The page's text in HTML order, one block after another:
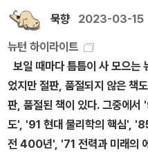
구과 정신의학·부모와 자식의
준코 四元淳子 / 일본 오차노미
조교수, 학술 석사 이노구치 가
원 의학약학연구부 (의학) 교수
泉和彦 / 일본 과학경찰연구소
의학 박사 이시우라 쇼이치
생명의과학부 특별 객원 교수,
일본 이화학연구소 이시이 (石
파란 눈을 가진 유럽계의 여성
너무 신기해 했어요요즘은 이
하고 있죠 게놈의 정보를 조사
특징을 맞히는 일이 원리적으
게놈으로 알게 된다 유전 정보
성격인지 아닌지도 알 수 있다
석함으로써 추정하게 될 것이라
알수록 대단한것 같아요 공감
구요.DNA는 히스톤에 감겨 촘
목걸이처럼 연결된 구조를 '크로
의 핵에서는 크로마틴이 더욱
구조를 취하며, 그것이 더욱 응
되지요.책에는 이렇게 그래픽잡
과 함께 설명이 아주 잘 되어
인가?DNA를 익는다겉모습/ 운
묵향 2023-03-15
뉴턴 하이라이트
보일 때마다 틈틈이 사 모으는
었지만 절판, 품절되지 않은 책
판, 품절된 책이 있다. 그중에
도', '91 현대 물리학의 핵심',
전 400년', '71 전력과 미래의